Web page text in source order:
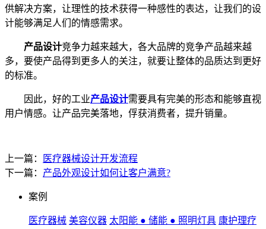
供解决方案，让理性的技术获得一种感性的表达，让我们的设
计能够满足人们的情感需求。
产品设计竞争力越来越大，各大品牌的竞争产品越来越
多，要使产品得到更多人的关注，就要让整体的品质达到更好
的标准。
因此，好的工业产品设计需要具有完美的形态和能够直视
用户情感。让产品完美落地，俘获消费者，提升销量。
上一篇：
医疗器械设计开发流程
下一篇： 产品外观设计如何让客户满意?
案例
医疗器械 美容仪器 太阳能 ● 储能 ● 照明灯具 康护理疗